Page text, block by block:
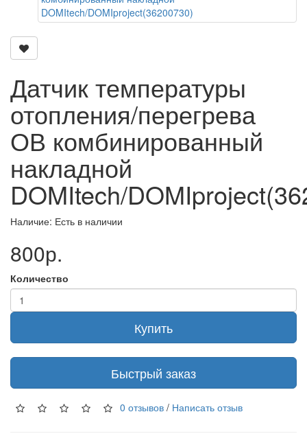
Датчик температуры
отопления/перегрева
ОВ комбинированный
накладной
DOMItech/
Наличие: Есть в наличии
800р.
Количество
Купить
Быстрый заказ
0 отзывов / Написать отзыв